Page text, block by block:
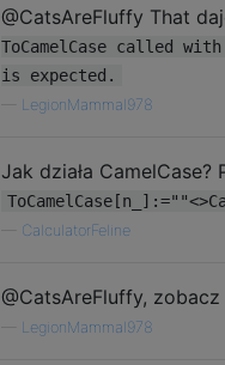
@CatsAreFluffy That
ToCamelCase called
is expected.
LegionMammal978
Jak działa CamelCase?
CalculatorFeline
@CatsAreFluffy, zobacz
LegionMammal978